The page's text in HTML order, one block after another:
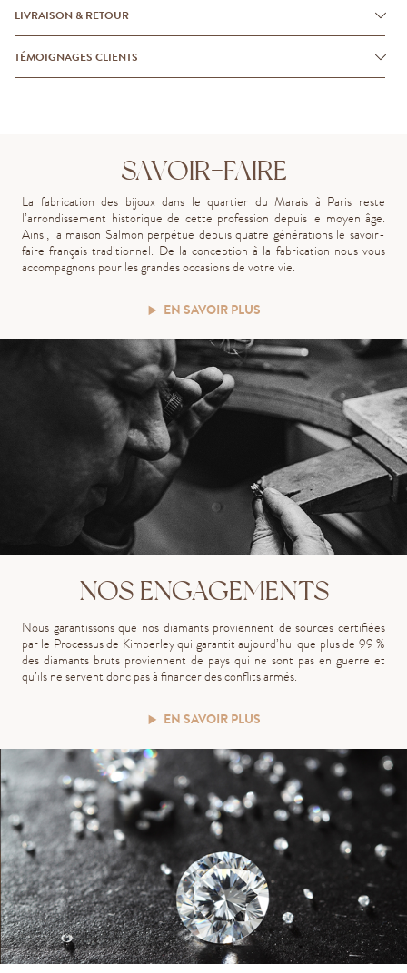
LIVRAISON & RETOUR
TÉMOIGNAGES CLIENTS
SAVOIR-FAIRE
La fabrication des bijoux dans le quartier du Marais à Paris reste
l’arrondissement historique de cette profession depuis le moyen âge.
Ainsi, la maison Salmon perpétue depuis quatre générations le savoir-
faire français traditionnel. De la conception à la fabrication nous vous
accompagnons pour les grandes occasions de votre vie.
EN SAVOIR PLUS
NOS ENGAGEMENTS
Nous garantissons que nos diamants proviennent de sources certifiées
par le Processus de Kimberley qui garantit aujourd’hui que plus de 99 %
des diamants bruts proviennent de pays qui ne sont pas en guerre et
qu’ils ne servent donc pas à financer des conflits armés.
EN SAVOIR PLUS